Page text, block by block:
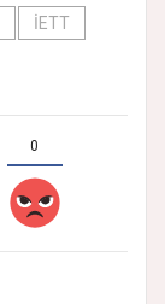
İETT
0